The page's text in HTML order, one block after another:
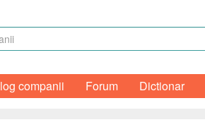
companii Forum Dictionar